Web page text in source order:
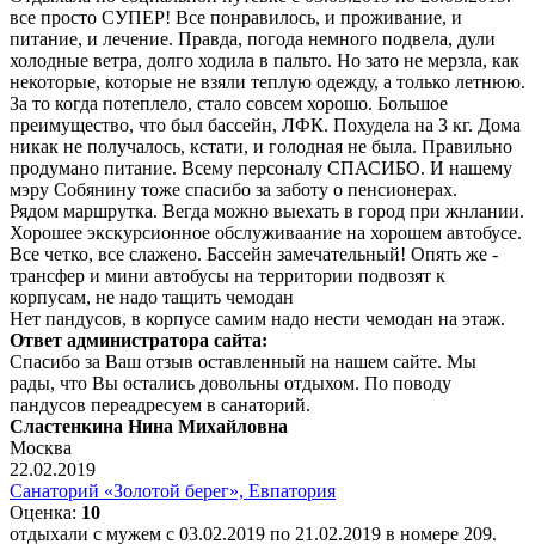
все просто СУПЕР! Все понравилось, и проживание, и
питание, и лечение. Правда, погода немного подвела, дули
холодные ветра, долго ходила в пальто. Но зато не мерзла, как
некоторые, которые не взяли теплую одежду, а только летнюю.
За то когда потеплело, стало совсем хорошо. Большое
преимущество, что был бассейн, ЛФК. Похудела на 3 кг. Дома
никак не получалось, кстати, и голодная не была. Правильно
продумано питание. Всему персоналу СПАСИБО. И нашему
мэру Собянину тоже спасибо за заботу о пенсионерах.
Рядом маршрутка. Вегда можно выехать в город при жнлании.
Хорошее экскурсионное обслуживаание на хорошем автобусе.
Все четко, все слажено. Бассейн замечательный! Опять же -
трансфер и мини автобусы на территории подвозят к
корпусам, не надо тащить чемодан
Нет пандусов, в корпусе самим надо нести чемодан на этаж.
Ответ администратора сайта:
Спасибо за Ваш отзыв оставленный на нашем сайте. Мы
рады, что Вы остались довольны отдыхом. По поводу
пандусов переадресуем в санаторий.
Сластенкина Нина Михайловна
Москва
22.02.2019
Санаторий «Золотой берег», Евпатория
Оценка: 10
отдыхали с мужем с 03.02.2019 по 21.02.2019 в номере 209.